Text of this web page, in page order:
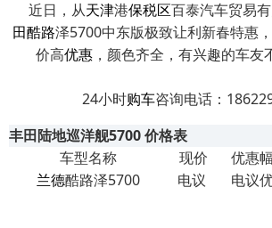
近日，从天津港保税区百泰汽车贸易
田酷路泽5700中东版极致让利新春特惠，
价高优惠 ，颜色齐全，有兴趣的车友
24小时购车咨询电话：
丰田陆地巡洋舰5700 价格表
车型名称
现价 优惠
兰德酷路泽5700 电议 电议